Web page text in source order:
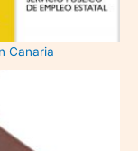
Canaria